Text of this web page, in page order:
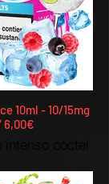
6,00€